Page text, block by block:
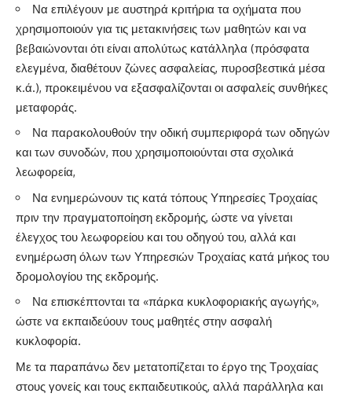
Να επιλέγουν με αυστηρά κριτήρια τα οχήματα που
χρησιμοποιούν για τις μετακινήσεις των μαθητών και να
βεβαιώνονται ότι είναι απολύτως κατάλληλα (πρόσφατα
ελεγμένα, διαθέτουν ζώνες ασφαλείας, πυροσβεστικά μέσα
κ.ά.), προκειμένου να εξασφαλίζονται οι ασφαλείς συνθήκες
μεταφοράς.
Να παρακολουθούν την οδική συμπεριφορά των οδηγών
και των συνοδών, που χρησιμοποιούνται στα σχολικά
λεωφορεία,
Να ενημερώνουν τις κατά τόπους Υπηρεσίες Τροχαίας
πριν την πραγματοποίηση εκδρομής, ώστε να γίνεται
έλεγχος του λεωφορείου και του οδηγού του, αλλά και
ενημέρωση όλων των Υπηρεσιών Τροχαίας κατά μήκος του
δρομολογίου της εκδρομής.
Να επισκέπτονται τα «πάρκα κυκλοφοριακής αγωγής»,
ώστε να εκπαιδεύουν τους μαθητές στην ασφαλή
κυκλοφορία.
Με τα παραπάνω δεν μετατοπίζεται το έργο της Τροχαίας
στους γονείς και τους εκπαιδευτικούς, αλλά παράλληλα και